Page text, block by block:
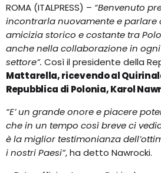
ROMA (ITALPRESS) – “Benvenuto
incontrarla nuovamente e parlare
amicizia storico e costante tra
anche nella collaborazione in
settore”. Così il presidente della
Mattarella, ricevendo al
Repubblica di Polonia, Karol
“E’ un grande onore e piacere
che in un tempo così breve ci
è la miglior testimonianza
i nostri Paesi”, ha detto Nawrocki.